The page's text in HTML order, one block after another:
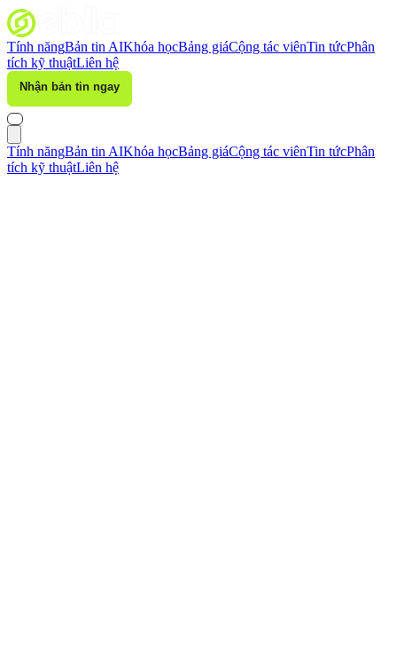
Tính năngBản tin AIKhóa họcBảng giáCộng tác viênTin tứcPhân
tích kỹ thuậtLiên hệ
Nhận bản tin ngay
Tính năngBản tin AIKhóa họcBảng giáCộng tác viênTin tứcPhân
tích kỹ thuậtLiên hệ